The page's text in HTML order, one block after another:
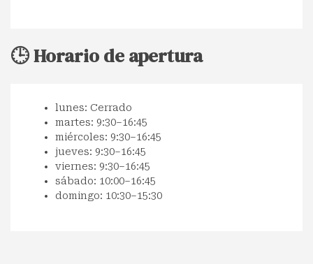
🕒 Horario de apertura
lunes: Cerrado
martes: 9:30–16:45
miércoles: 9:30–16:45
jueves: 9:30–16:45
viernes: 9:30–16:45
sábado: 10:00–16:45
domingo: 10:30–15:30